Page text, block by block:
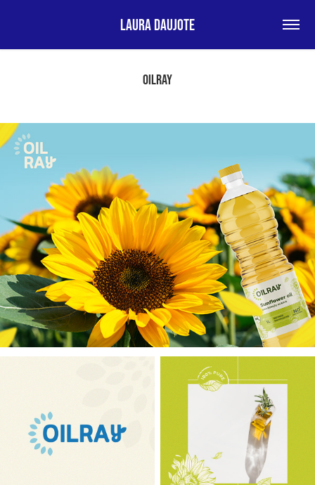
Laura Daujote
OILRAY